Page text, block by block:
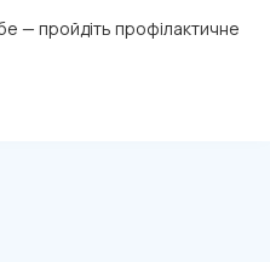
— пройдіть профілактичне